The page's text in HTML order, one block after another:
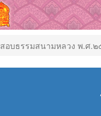
อบธรรมสนามหลวง พ.ศ.